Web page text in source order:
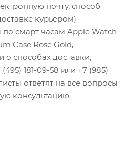
почту, способ
курьером)
по смарт часам Apple Watch
Case Rose Gold,
способах доставки,
181-09-58 или +7 (985)
ответят на все вопросы
консультацию.